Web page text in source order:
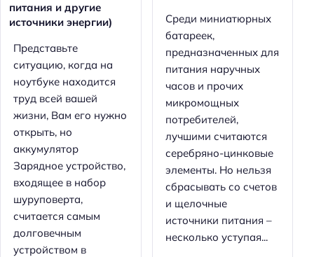
питания и другие
источники энергии)
Представьте
ситуацию, когда на
ноутбуке находится
труд всей вашей
жизни, Вам его нужно
открыть, но
аккумулятор
Зарядное устройство,
входящее в набор
шуруповерта,
считается самым
долговечным
устройством в
Среди миниатюрных
батареек,
предназначенных для
питания наручных
часов и прочих
микромощных
потребителей,
лучшими считаются
серебряно-цинковые
элементы. Но нельзя
сбрасывать со счетов
и щелочные
источники питания –
несколько уступая...